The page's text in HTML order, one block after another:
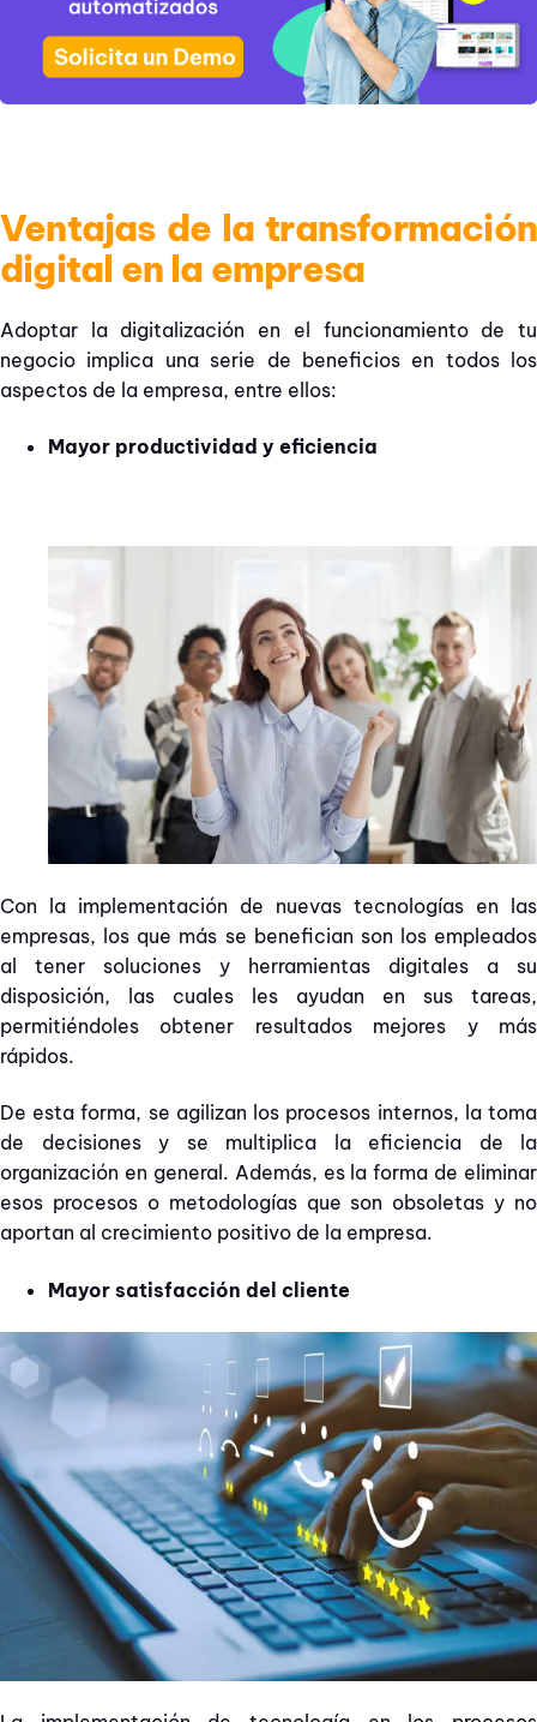
Ventajas de la transformación
digital en la empresa
Adoptar la digitalización en el funcionamiento de tu
negocio implica una serie de beneficios en todos los
aspectos de la empresa, entre ellos:
Mayor productividad y eficiencia
Con la implementación de nuevas tecnologías en las
empresas, los que más se benefician son los empleados
al tener soluciones y herramientas digitales a su
disposición, las cuales les ayudan en sus tareas,
permitiéndoles obtener resultados mejores y más
rápidos.
De esta forma, se agilizan los procesos internos, la toma
de decisiones y se multiplica la eficiencia de la
organización en general. Además, es la forma de eliminar
esos procesos o metodologías que son obsoletas y no
aportan al crecimiento positivo de la empresa.
Mayor satisfacción del cliente